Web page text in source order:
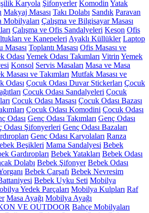
Karyola Şifonyerler Komodin Yatak
Makyaj Masası Takı Dolabı Sandık Paravan
Mobilyaları Çalışma ve Bilgisayar Masası
Çalışma ve Ofis Sandalyeleri Keson Ofis
ve Kanepeleri Ayaklı Küllükler Laptop
Masası Toplantı Masası Ofis Masası ve
Odası Yemek Odası Takımları Vitrin Yemek
Konsol Servis Masaları Masa ve Masa
Masası ve Takımları Mutfak Masası ve
Odası Çocuk Odası Duvar Stickerları Çocuk
Çocuk Odası Sandalyeleri Çocuk
Çocuk Odası Masası Çocuk Odası Bazası
Çocuk Odası Komodini Çocuk Odası
Odası Genç Odası Takımları Genç Odası
Odası Şifonyerleri Genç Odası Bazaları
Genç Odası Karyolaları Ranza
Beşikleri Mama Sandalyesi Bebek
Gardıropları Bebek Yatakları Bebek Odası
Dolabı Bebek Şifonyer Bebek Odası
Bebek Çarşafı Bebek Nevresim
Bebek Uyku Seti Mobilya
Yedek Parçaları Mobilya Kulpları Raf
Masa Ayağı Mobilya Ayağı
VE OUTDOOR Bahçe Mobilyaları